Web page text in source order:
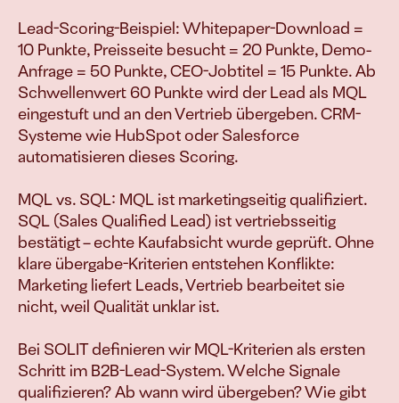
Join
Events
Experts
Lead-Scoring-Beispiel: Whitepaper-Download =
10 Punkte, Preisseite besucht = 20 Punkte, Demo-
Anfrage = 50 Punkte, CEO-Jobtitel = 15 Punkte. Ab
Schwellenwert 60 Punkte wird der Lead als MQL
eingestuft und an den Vertrieb übergeben. CRM-
Systeme wie HubSpot oder Salesforce
automatisieren dieses Scoring.
MQL vs. SQL: MQL ist marketingseitig qualifiziert.
SQL (Sales Qualified Lead) ist vertriebsseitig
bestätigt – echte Kaufabsicht wurde geprüft. Ohne
klare übergabe-Kriterien entstehen Konflikte:
Marketing liefert Leads, Vertrieb bearbeitet sie
nicht, weil Qualität unklar ist.
Bei SOLIT definieren wir MQL-Kriterien als ersten
Schritt im B2B-Lead-System. Welche Signale
qualifizieren? Ab wann wird übergeben? Wie gibt